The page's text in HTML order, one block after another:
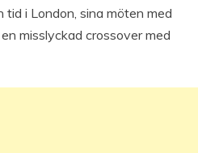
tid i London, sina möten med
misslyckad crossover med